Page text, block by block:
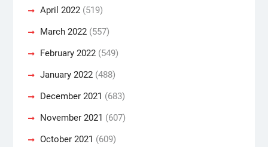
April 2022(519)
March 2022(557)
February 2022(549)
January 2022(488)
December 2021 (683)
November 2021 (607)
October 2021 (609)